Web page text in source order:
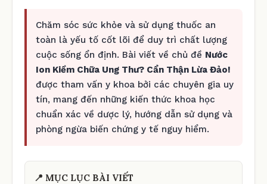
Chăm sóc sức khỏe và sử dụng thuốc an
toàn là yếu tố cốt lõi để duy trì chất lượng
cuộc sống ổn định. Bài viết về chủ đề Nước
Ion Kiềm Chữa Ung Thư? Cẩn Thận Lừa Đảo!
được tham vấn y khoa bởi các chuyên gia uy
tín, mang đến những kiến thức khoa học
chuẩn xác về dược lý, hướng dẫn sử dụng và
phòng ngừa biến chứng y tế nguy hiểm.
📍 MỤC LỤC BÀI VIẾT